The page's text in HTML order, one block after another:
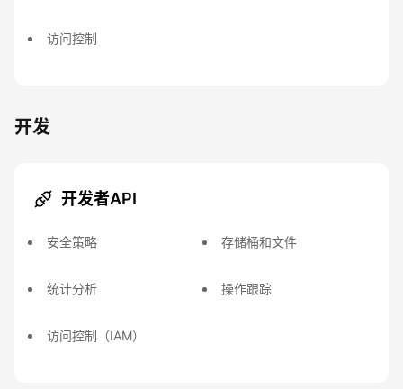
访问控制
开发
开发者API
安全策略 存储桶和文件
统计分析 操作跟踪
访问控制（IAM）